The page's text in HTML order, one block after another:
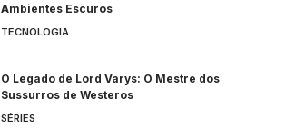
Ambientes Escuros
TECNOLOGIA
O Legado de Lord Varys: O Mestre dos
Sussurros de Westeros
SÉRIES